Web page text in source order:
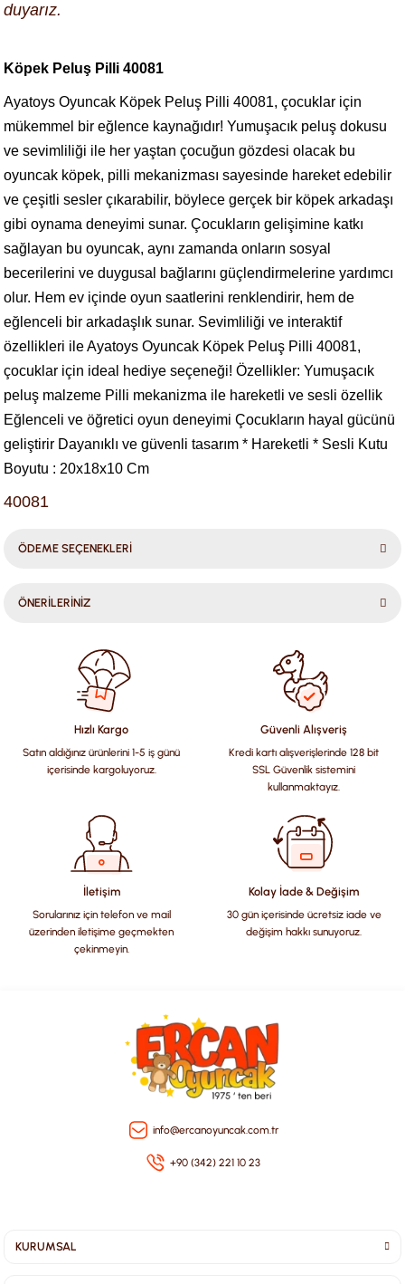
duyarız.
Köpek Peluş Pilli 40081
Ayatoys Oyuncak Köpek Peluş Pilli 40081, çocuklar için
mükemmel bir eğlence kaynağıdır! Yumuşacık peluş dokusu
ve sevimliliği ile her yaştan çocuğun gözdesi olacak bu
oyuncak köpek, pilli mekanizması sayesinde hareket edebilir
ve çeşitli sesler çıkarabilir, böylece gerçek bir köpek arkadaşı
gibi oynama deneyimi sunar. Çocukların gelişimine katkı
sağlayan bu oyuncak, aynı zamanda onların sosyal
becerilerini ve duygusal bağlarını güçlendirmelerine yardımcı
olur. Hem ev içinde oyun saatlerini renklendirir, hem de
eğlenceli bir arkadaşlık sunar. Sevimliliği ve interaktif
özellikleri ile Ayatoys Oyuncak Köpek Peluş Pilli 40081,
çocuklar için ideal hediye seçeneği! Özellikler: Yumuşacık
peluş malzeme Pilli mekanizma ile hareketli ve sesli özellik
Eğlenceli ve öğretici oyun deneyimi Çocukların hayal gücünü
geliştirir Dayanıklı ve güvenli tasarım * Hareketli * Sesli Kutu
Boyutu : 20x18x10 Cm
40081
ÖDEME SEÇENEKLERİ
ÖNERİLERİNİZ
konularda yetersiz gördüğünüz noktaları öneri formunu
kullanarak tarafımıza iletebilirsiniz.
Görüş ve önerileriniz için teşekkür ederiz.
Ürün resmi kalitesiz, bozuk veya görüntülenemiyor.
Ürün açıklamasında eksik bilgiler bulunuyor.
Ürün bilgilerinde hatalar bulunuyor.
Ürün fiyatı diğer sitelerden daha pahalı.
Bu ürüne benzer farklı alternatifler olmalı.
Hızlı Kargo
Satın aldığınız ürünlerini 1-5 iş günü
içerisinde kargoluyoruz.
Güvenli Alışveriş
Kredi kartı alışverişlerinde 128 bit
SSL Güvenlik sistemini
kullanmaktayız.
İletişim
Sorularınız için telefon ve mail
üzerinden iletişime geçmekten
çekinmeyin.
Kolay İade & Değişim
30 gün içerisinde ücretsiz iade ve
değişim hakkı sunuyoruz.
info@ercanoyuncak.com.tr
+90 (342) 221 10 23
KURUMSAL